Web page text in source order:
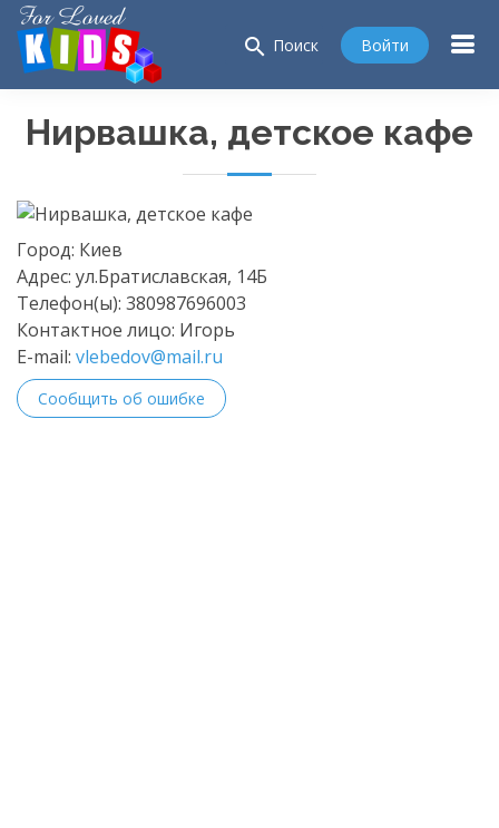
search Поиск Войти
Нирвашка, детское кафе
Город: Киев
Адрес: ул.Братиславская, 14Б
Телефон(ы): 380987696003
Контактное лицо: Игорь
E-mail: vlebedov@mail.ru
Сообщить об ошибке